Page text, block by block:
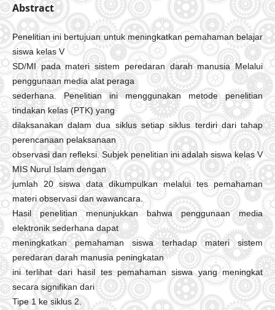
Abstract
Penelitian ini bertujuan untuk meningkatkan pemahaman belajar
siswa kelas V
SD/MI pada materi sistem peredaran darah manusia Melalui
penggunaan media alat peraga
sederhana. Penelitian ini menggunakan metode penelitian
tindakan kelas (PTK) yang
dilaksanakan dalam dua siklus setiap siklus terdiri dari tahap
perencanaan pelaksanaan
observasi dan refleksi. Subjek penelitian ini adalah siswa kelas V
MIS Nurul Islam dengan
jumlah 20 siswa data dikumpulkan melalui tes pemahaman
materi observasi dan wawancara.
Hasil penelitian menunjukkan bahwa penggunaan media
elektronik sederhana dapat
meningkatkan pemahaman siswa terhadap materi sistem
peredaran darah manusia peningkatan
ini terlihat dari hasil tes pemahaman siswa yang meningkat
secara signifikan dari
Tipe 1 ke siklus 2.